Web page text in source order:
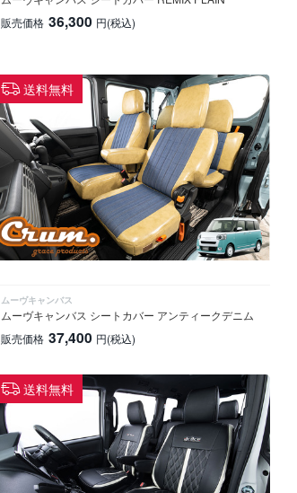
販売価格 36,300 円(税込)
送料無料
ムーヴキャンバス
ムーヴキャンバス シートカバー アンティークデニム
販売価格 37,400 円(税込)
送料無料